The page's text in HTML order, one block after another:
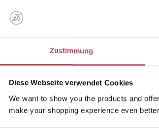
Zustimmung
Diese Webseite verwendet Cookies
We want to show you the products and
make your shopping experience even
Leichter
Ideal